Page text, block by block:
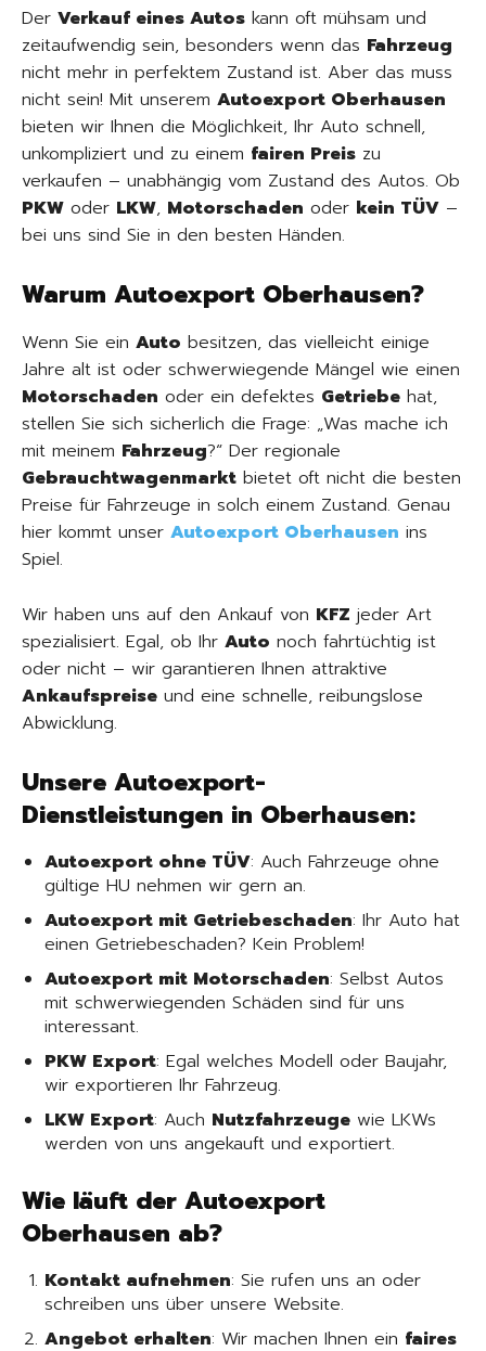
Der Verkauf eines Autos kann oft mühsam und
zeitaufwendig sein, besonders wenn das Fahrzeug
nicht mehr in perfektem Zustand ist. Aber das muss
nicht sein! Mit unserem Autoexport Oberhausen
bieten wir Ihnen die Möglichkeit, Ihr Auto schnell,
unkompliziert und zu einem fairen Preis zu
verkaufen – unabhängig vom Zustand des Autos. Ob
PKW oder LKW, Motorschaden oder kein TÜV –
bei uns sind Sie in den besten Händen.
Warum Autoexport Oberhausen?
Wenn Sie ein Auto besitzen, das vielleicht einige
Jahre alt ist oder schwerwiegende Mängel wie einen
Motorschaden oder ein defektes Getriebe hat,
stellen Sie sich sicherlich die Frage: „Was mache ich
mit meinem Fahrzeug?“ Der regionale
Gebrauchtwagenmarkt bietet oft nicht die besten
Preise für Fahrzeuge in solch einem Zustand. Genau
hier kommt unser Autoexport Oberhausen ins
Spiel.
Wir haben uns auf den Ankauf von KFZ jeder Art
spezialisiert. Egal, ob Ihr Auto noch fahrtüchtig ist
oder nicht – wir garantieren Ihnen attraktive
Ankaufspreise und eine schnelle, reibungslose
Abwicklung.
Unsere Autoexport-
Dienstleistungen in Oberhausen:
Autoexport ohne TÜV: Auch Fahrzeuge ohne
gültige HU nehmen wir gern an.
Autoexport mit Getriebeschaden: Ihr Auto hat
einen Getriebeschaden? Kein Problem!
Autoexport mit Motorschaden: Selbst Autos
mit schwerwiegenden Schäden sind für uns
interessant.
PKW Export: Egal welches Modell oder Baujahr,
wir exportieren Ihr Fahrzeug.
LKW Export: Auch Nutzfahrzeuge wie LKWs
werden von uns angekauft und exportiert.
Wie läuft der Autoexport
Oberhausen ab?
Kontakt aufnehmen: Sie rufen uns an oder
schreiben uns über unsere Website.
Angebot erhalten: Wir machen Ihnen ein faires